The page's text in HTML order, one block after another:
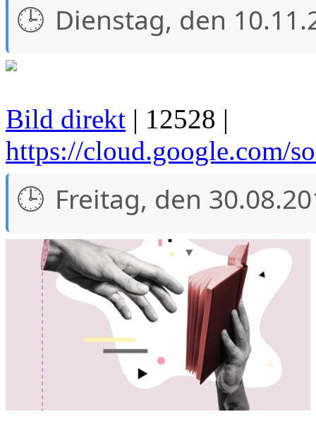
Dienstag, den
Bild direkt | 12528 |
https://cloud.google.com/
Freitag, den